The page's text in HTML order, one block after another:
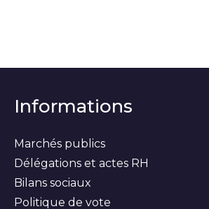
Informations
Marchés publics
Délégations et actes RH
Bilans sociaux
Politique de vote